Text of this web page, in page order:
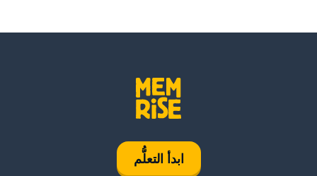
ابدأ التعلُّم